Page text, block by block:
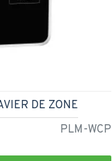
PLM-WCP
DE ZONE